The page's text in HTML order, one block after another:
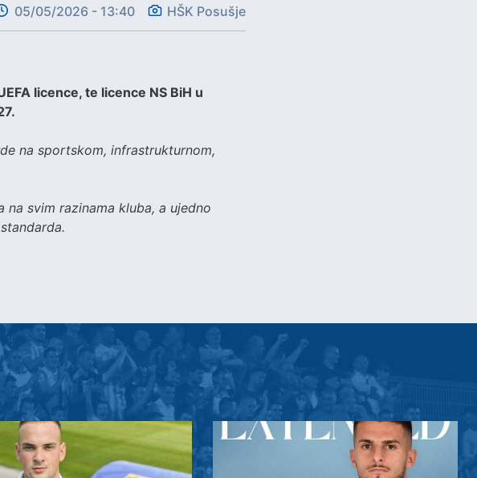
05/05/2026 - 13:40 HŠK Posušje
licence, te licence NS BiH u
na sportskom, infrastrukturnom,
svim razinama kluba, a ujedno